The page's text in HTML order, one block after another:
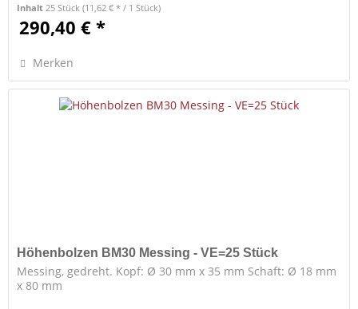
Inhalt 25 Stück(11,62 € * / 1 Stück)
290,40 € *
Merken
Höhenbolzen BM30 Messing - VE=25 Stück
Messing, gedreht. Kopf: Ø 30 mm x 35 mm Schaft: Ø 18 mm
x 80 mm